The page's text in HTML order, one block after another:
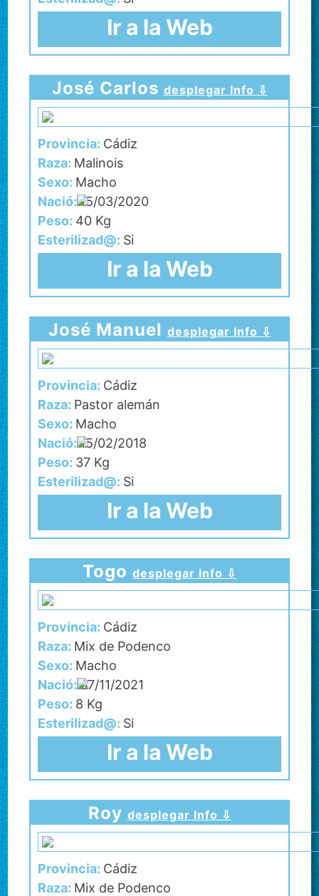
Ir a la Web
José Carlos desplegar Info ⇩
Provincia: Cádiz
Raza: Malinois
Sexo: Macho
Nació:15/03/2020
Peso: 40 Kg
Esterilizad@: Si
Ir a la Web
José Manuel desplegar Info ⇩
Provincia: Cádiz
Raza: Pastor alemán
Sexo: Macho
Nació:15/02/2018
Peso: 37 Kg
Esterilizad@: Si
Ir a la Web
Togo desplegar Info ⇩
Provincia: Cádiz
Raza: Mix de Podenco
Sexo: Macho
Nació:07/11/2021
Peso: 8 Kg
Esterilizad@: Si
Ir a la Web
Roy desplegar Info ⇩
Provincia: Cádiz
Raza: Mix de Podenco